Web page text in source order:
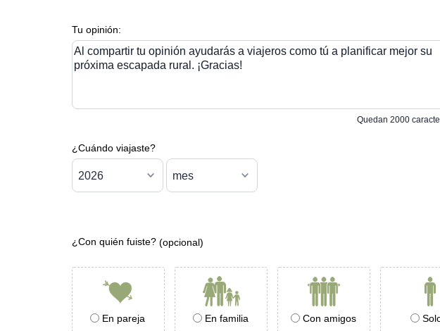
Tu opinión:
Al compartir tu opinión ayudarás a viajeros como tú a planificar mejor su
próxima escapada rural. ¡Gracias!
Quedan 2000
¿Cuándo viajaste?
¿Con quién fuiste? (opcional)
En pareja En familia Con amigos